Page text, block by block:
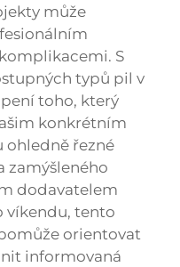
může
S
typů pil v
toho, který
konkrétním
ohledně řezné
zamýšleného
dodavatelem
víkendu, tento
orientovat
informovaná